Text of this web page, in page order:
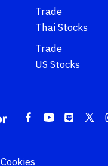
Trade
Thai Stocks
Trade
US Stocks
Cookies